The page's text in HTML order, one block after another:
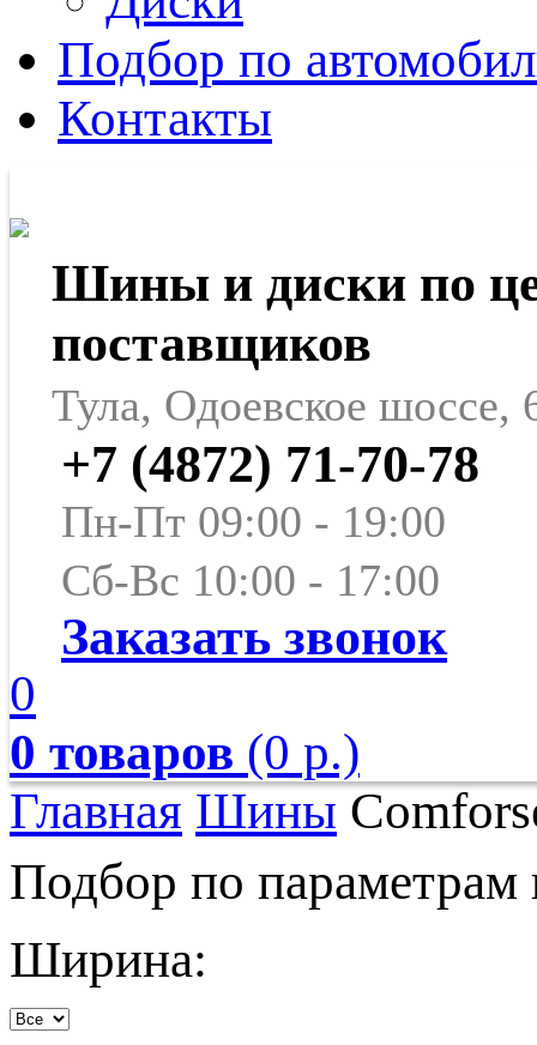
Подбор по
Контакты
Шины и диски по
поставщиков
Тула, Одоевское шоссе,
+7 (4872) 71-70-78
Пн-Пт 09:00 - 19:00
Сб-Вс 10:00 - 17:00
Заказать звонок
0
0 товаров (0 р.)
Главная Шины
Подбор по
Ширина: